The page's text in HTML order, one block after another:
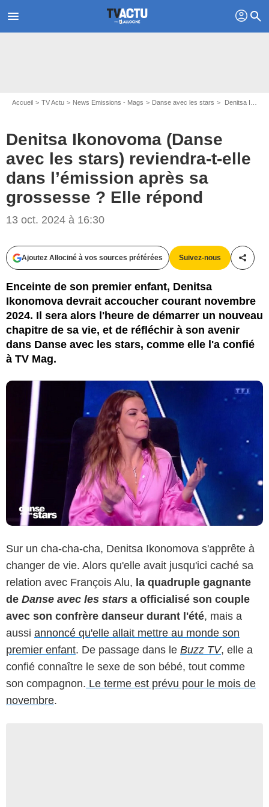
menu profil search
Accueil TV Actu News Emissions - Mags Danse avec les stars Denitsa Ikonovoma (Danse avec les stars) reviendra-t-elle dans l’émission après sa grossesse ? Elle répond
Denitsa Ikonovoma (Danse
avec les stars) reviendra-t-elle
dans l’émission après sa
grossesse ? Elle répond
13 oct. 2024 à 16:30
Ajoutez Allociné à vos sources préférées Suivez-nous
Enceinte de son premier enfant, Denitsa
Ikonomova devrait accoucher courant novembre
2024. Il sera alors l'heure de démarrer un nouveau
chapitre de sa vie, et de réfléchir à son avenir
dans Danse avec les stars, comme elle l'a confié
à TV Mag.
Sur un cha-cha-cha, Denitsa Ikonomova s'apprête à
changer de vie. Alors qu'elle avait jusqu'ici caché sa
relation avec François Alu, la quadruple gagnante
de Danse avec les stars a officialisé son couple
avec son confrère danseur durant l'été, mais a
aussi annoncé qu'elle allait mettre au monde son
premier enfant. De passage dans le Buzz TV, elle a
confié connaître le sexe de son bébé, tout comme
son compagnon. Le terme est prévu pour le mois de
novembre.